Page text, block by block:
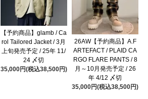
【予約商品】glamb / Ca
rol Tailored Jacket / 3月
上旬発売予定 / 25年 11/
24 〆切
35,000円(税込38,500円)
26AW【予約商品】A.F
ARTEFACT / PLAID CA
RGO FLARE PANTS / 8
月～10月発売予定 / 26
年 4/12 〆切
35,000円(税込38,500円)